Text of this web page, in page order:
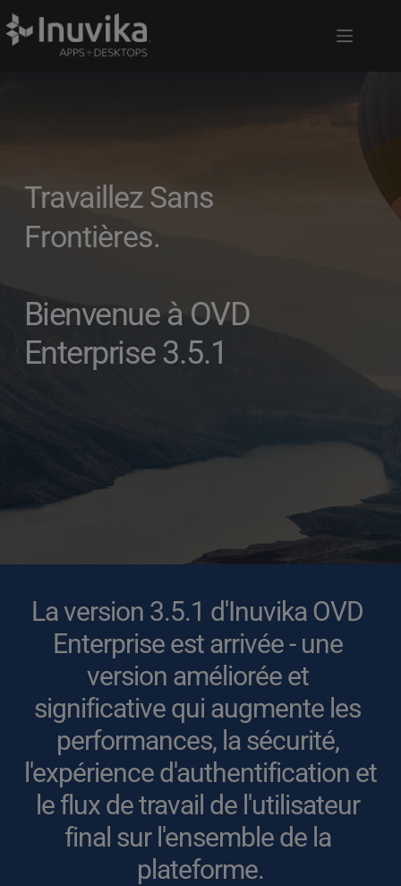
Travaillez Sans
Frontières.
Bienvenue à OVD
Enterprise 3.5.1
La version 3.5.1 d'Inuvika OVD
Enterprise est arrivée - une
version améliorée et
significative qui augmente les
performances, la sécurité,
l'expérience d'authentification et
le flux de travail de l'utilisateur
final sur l'ensemble de la
plateforme.